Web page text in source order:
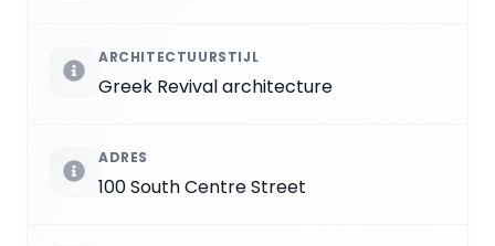
ARCHITECTUURSTIJL
Greek Revival architecture
ADRES
100 South Centre Street